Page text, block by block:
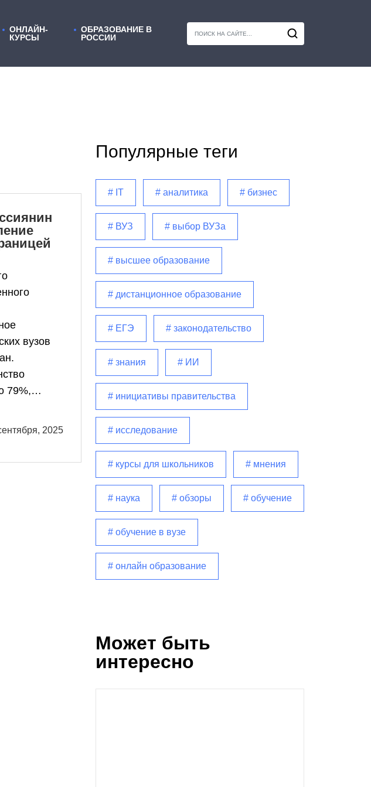
ОНЛАЙН-
КУРСЫ
ОБРАЗОВАНИЕ В
РОССИИ
вузов
79%,…
2025
Популярные теги
# IT # аналитика # бизнес
# ВУЗ # выбор ВУЗа
# высшее образование
# дистанционное образование
# ЕГЭ # законодательство
# знания # ИИ
# инициативы правительства
# исследование
# курсы для школьников # мнения
# наука # обзоры # обучение
# обучение в вузе
# онлайн образование
Может быть
интересно